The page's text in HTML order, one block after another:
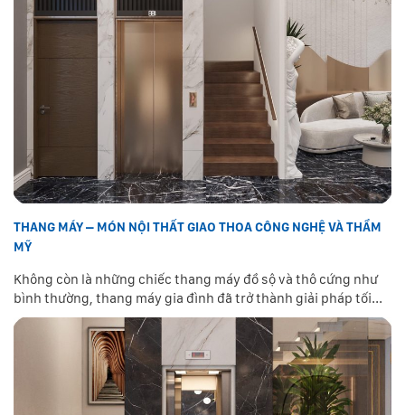
THANG MÁY – MÓN NỘI THẤT GIAO THOA CÔNG NGHỆ VÀ THẨM
MỸ
Không còn là những chiếc thang máy đồ sộ và thô cứng như
bình thường, thang máy gia đình đã trở thành giải pháp tối...